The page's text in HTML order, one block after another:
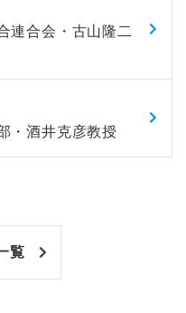
連合会・古山隆二
・酒井克彦教授
覧